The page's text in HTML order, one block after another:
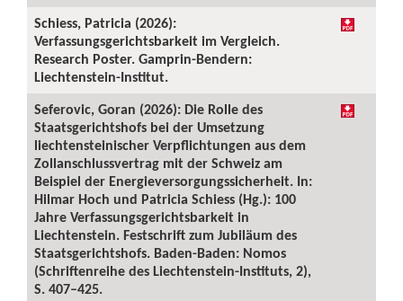
Schiess, Patricia (2026):
Verfassungsgerichtsbarkeit im Vergleich.
Research Poster. Gamprin-Bendern:
Liechtenstein-Institut.
Seferovic, Goran (2026): Die Rolle des
Staatsgerichtshofs bei der Umsetzung
liechtensteinischer Verpflichtungen aus dem
Zollanschlussvertrag mit der Schweiz am
Beispiel der Energieversorgungssicherheit. In:
Hilmar Hoch und Patricia Schiess (Hg.): 100
Jahre Verfassungsgerichtsbarkeit in
Liechtenstein. Festschrift zum Jubiläum des
Staatsgerichtshofs. Baden-Baden: Nomos
(Schriftenreihe des Liechtenstein-Instituts, 2),
S. 407–425.